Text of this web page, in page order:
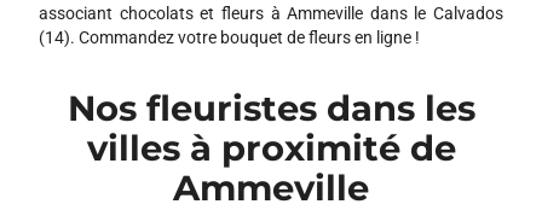
associant chocolats et fleurs à Ammeville dans le Calvados
(14). Commandez votre bouquet de fleurs en ligne !
Nos fleuristes dans les
villes à proximité de
Ammeville